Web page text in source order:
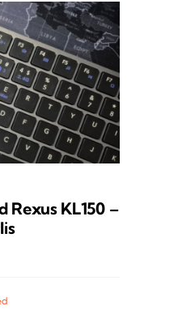
Rexus KL150 –